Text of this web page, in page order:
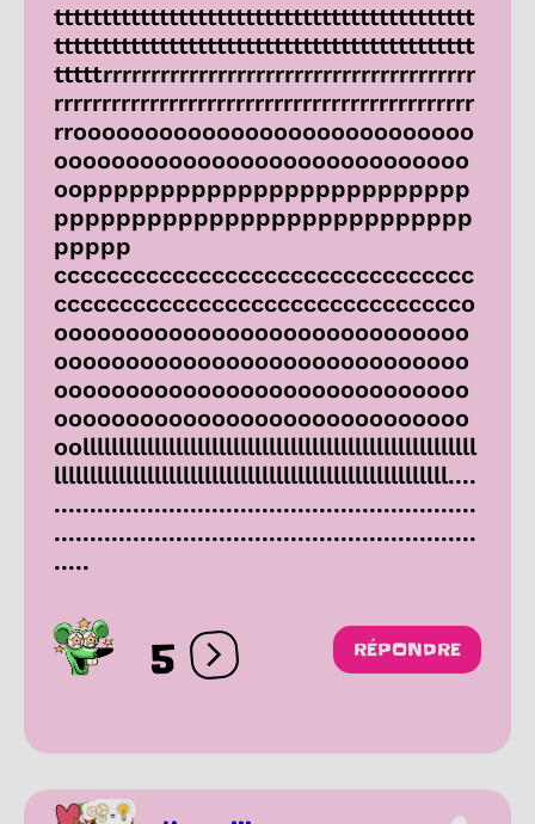
tttttttttttttttttttttttttttttttttttttttttttt
tttttttttttttttttttttttttttttttttttttttttttt
tttttrrrrrrrrrrrrrrrrrrrrrrrrrrrrrrrrrrrrrrr
rrrrrrrrrrrrrrrrrrrrrrrrrrrrrrrrrrrrrrrrrrrr
rroooooooooooooooooooooooooooo
ooooooooooooooooooooooooooooo
ooppppppppppppppppppppppppp
ppppppppppppppppppppppppppp
ppppp
cccccccccccccccccccccccccccccccc
ccccccccccccccccccccccccccccccco
ooooooooooooooooooooooooooooo
ooooooooooooooooooooooooooooo
ooooooooooooooooooooooooooooo
ooooooooooooooooooooooooooooo
oolllllllllllllllllllllllllllllllllllllllllllllllllllllll
lllllllllllllllllllllllllllllllllllllllllllllllllllllll....
...........................................................
...........................................................
.....
5 Ouvrir les réactions
RÉPONDRE